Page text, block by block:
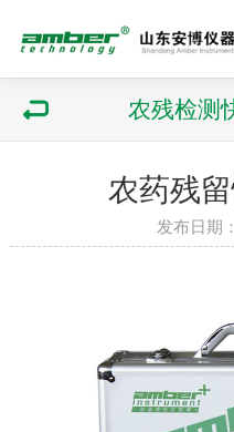
农残检测
农药残
发布日期